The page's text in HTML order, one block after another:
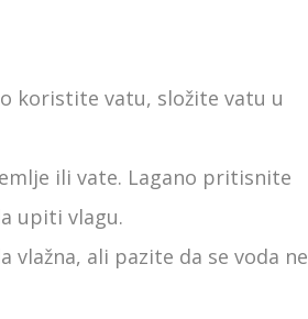
koristite vatu, složite vatu u
ili vate. Lagano pritisnite
upiti vlagu.
vlažna, ali pazite da se voda ne